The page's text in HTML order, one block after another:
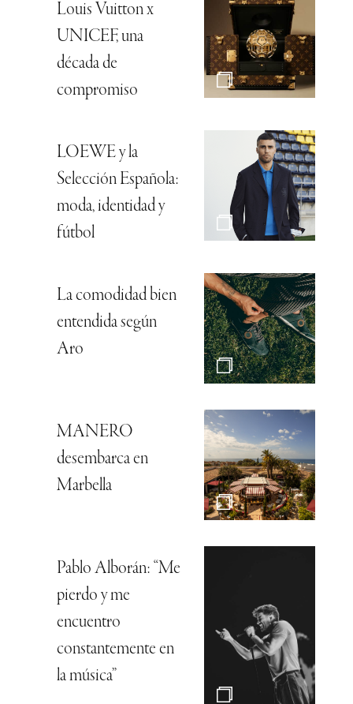
Louis Vuitton x
UNICEF, una
década de
compromiso
LOEWE y la
Selección Española:
moda, identidad y
fútbol
La comodidad bien
entendida según
Aro
MANERO
desembarca en
Marbella
Pablo Alborán: “Me
pierdo y me
encuentro
constantemente en
la música”